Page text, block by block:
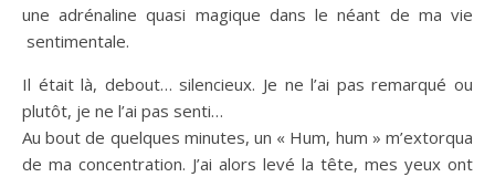
une adrénaline quasi magique dans le néant de ma vie
sentimentale.
Il était là, debout… silencieux. Je ne l’ai pas remarqué ou
plutôt, je ne l’ai pas senti…
Au bout de quelques minutes, un « Hum, hum » m’extorqua
de ma concentration. J’ai alors levé la tête, mes yeux ont